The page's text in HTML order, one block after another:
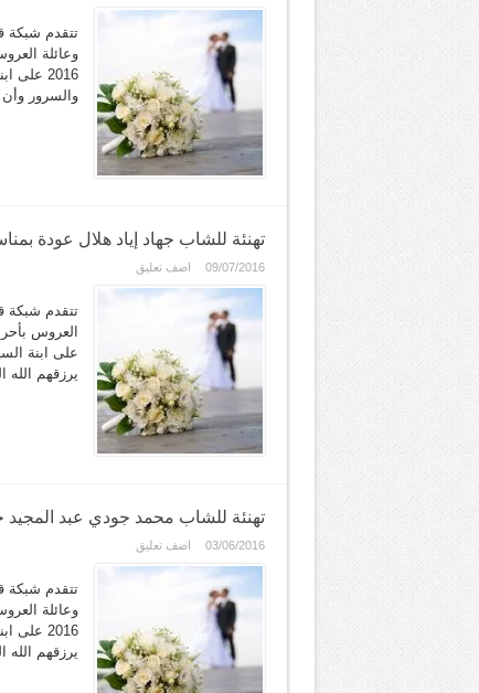
تتقدم شبكة
2016
والسرور وأن
تهنئة للشاب جهاد إياد هلال عودة
09/07/2016 اضف تعليق
تتقدم شبكة
على ابنة
يرزقهم الله
تهنئة للشاب محمد جودي عبد
03/06/2016 اضف تعليق
تتقدم
2016
يرزقهم الله